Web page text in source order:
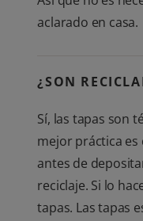
aclarado en casa.
¿SON
Sí, las tapas son
mejor práctica
antes de
reciclaje. Si lo
tapas. Las tapas